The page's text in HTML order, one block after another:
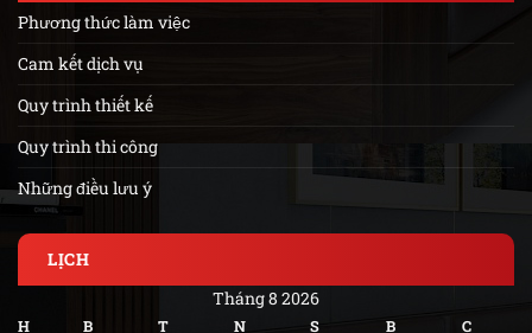
Phương thức làm việc
Cam kết dịch vụ
Quy trình thiết kế
Quy trình thi công
Những điều lưu ý
LỊCH
Tháng 8 2026
H B T N S B
C